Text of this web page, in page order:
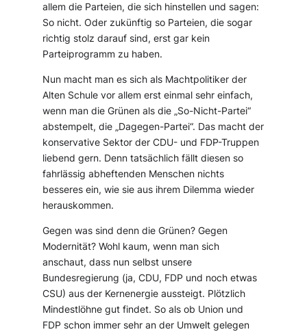
allem die Parteien, die sich hinstellen und sagen:
So nicht. Oder zukünftig so Parteien, die sogar
richtig stolz darauf sind, erst gar kein
Parteiprogramm zu haben.
Nun macht man es sich als Machtpolitiker der
Alten Schule vor allem erst einmal sehr einfach,
wenn man die Grünen als die „So-Nicht-Partei“
abstempelt, die „Dagegen-Partei“. Das macht der
konservative Sektor der CDU- und FDP-Truppen
liebend gern. Denn tatsächlich fällt diesen so
fahrlässig abheftenden Menschen nichts
besseres ein, wie sie aus ihrem Dilemma wieder
herauskommen.
Gegen was sind denn die Grünen? Gegen
Modernität? Wohl kaum, wenn man sich
anschaut, dass nun selbst unsere
Bundesregierung (ja, CDU, FDP und noch etwas
CSU) aus der Kernenergie aussteigt. Plötzlich
Mindestlöhne gut findet. So als ob Union und
FDP schon immer sehr an der Umwelt gelegen